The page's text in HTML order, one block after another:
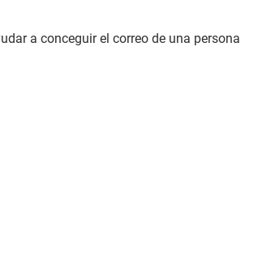
a conceguir el correo de una persona